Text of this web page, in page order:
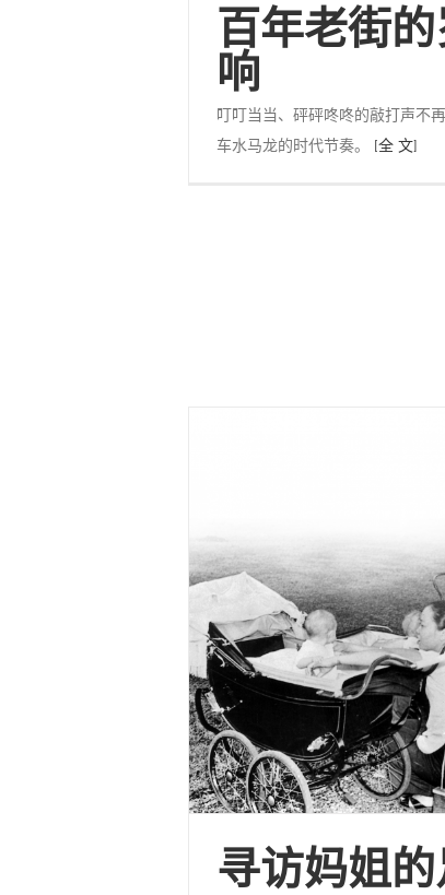
百年老街的
响
叮叮当当、砰砰咚咚的敲打声不
车水马龙的时代节奏。 [全 文]
寻访妈姐